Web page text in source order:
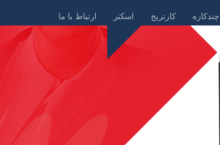
چندکاره کارتریج اسکنر ارتباط با ما